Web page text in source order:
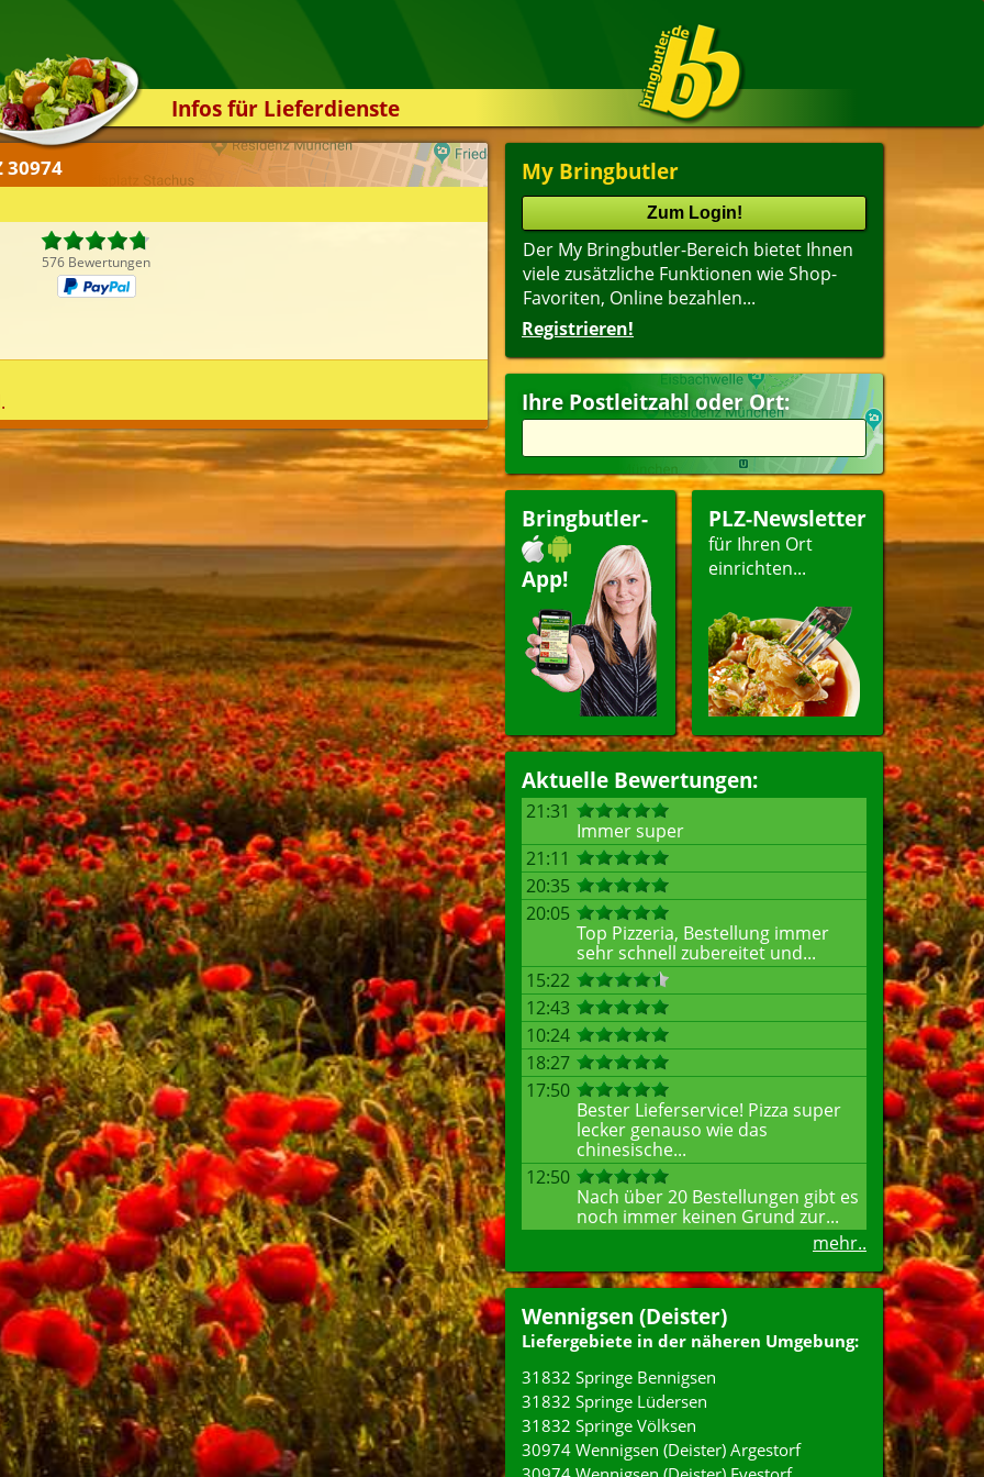
Infos für Lieferdienste
Kassensystem
Zuverlässigkeit
Styles
Kontakt
My Bringbutler
Der My Bringbutler-Bereich bietet Ihnen
viele zusätzliche Funktionen wie Shop-
Favoriten, Online bezahlen...
Registrieren!
Ihre Postleitzahl oder Ort:
Bringbutler-
App!
PLZ-Newsletter
für Ihren Ort
einrichten...
Aktuelle Bewertungen:
21:31
Immer super
21:11
20:35
20:05
Top Pizzeria, Bestellung immer
sehr schnell zubereitet und...
15:22
12:43
10:24
18:27
17:50
Bester Lieferservice! Pizza super
lecker genauso wie das
chinesische...
12:50
Nach über 20 Bestellungen gibt es
noch immer keinen Grund zur...
mehr..
Wennigsen (Deister)
Liefergebiete in der näheren Umgebung:
31832 Springe Bennigsen
31832 Springe Lüdersen
31832 Springe Völksen
30974 Wennigsen (Deister) Argestorf
30974
576 Bewertungen